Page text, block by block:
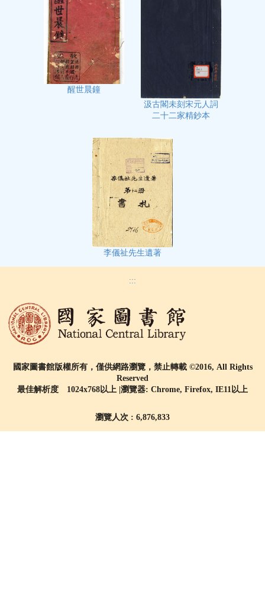
醒世晨鐘
汲古閣未刻宋元人詞
二十二家精鈔本
李儀祉先生遺著
:::
國家圖書館版權所有，僅供網路瀏覽，禁止轉載 ©2016, All Rights
Reserved
最佳解析度 1024x768以上 |瀏覽器: Chrome, Firefox, IE11以上
瀏覽人次 : 6,876,833